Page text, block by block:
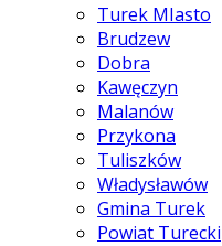
Turek MIasto
Brudzew
Dobra
Kawęczyn
Malanów
Przykona
Tuliszków
Władysławów
Gmina Turek
Powiat Turecki